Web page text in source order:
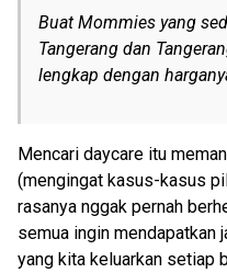
Buat Mommies yang
Tangerang dan
lengkap dengan
Mencari daycare itu
(mengingat kasus-kasus
rasanya nggak pernah
semua ingin mendapatkan
yang kita keluarkan setiap